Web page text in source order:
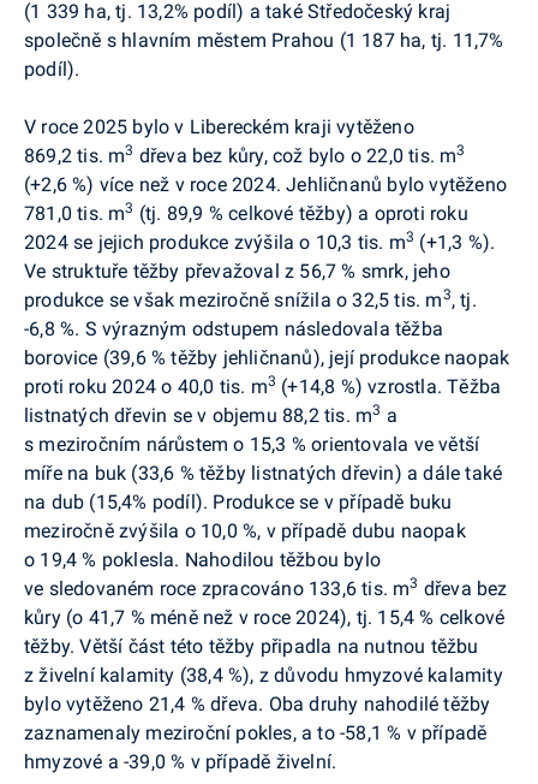
(1 339 ha, tj. 13,2% podíl) a také Středočeský kraj
společně s hlavním městem Prahou (1 187 ha, tj. 11,7%
podíl).
V roce 2025 bylo v Libereckém kraji vytěženo
869,2 tis. m3 dřeva bez kůry, což bylo o 22,0 tis. m3
(+2,6 %) více než v roce 2024. Jehličnanů bylo vytěženo
781,0 tis. m3 (tj. 89,9 % celkové těžby) a oproti roku
2024 se jejich produkce zvýšila o 10,3 tis. m3 (+1,3 %).
Ve struktuře těžby převažoval z 56,7 % smrk, jeho
produkce se však meziročně snížila o 32,5 tis. m3, tj.
-6,8 %. S výrazným odstupem následovala těžba
borovice (39,6 % těžby jehličnanů), její produkce naopak
proti roku 2024 o 40,0 tis. m3 (+14,8 %) vzrostla. Těžba
listnatých dřevin se v objemu 88,2 tis. m3 a
s meziročním nárůstem o 15,3 % orientovala ve větší
míře na buk (33,6 % těžby listnatých dřevin) a dále také
na dub (15,4% podíl). Produkce se v případě buku
meziročně zvýšila o 10,0 %, v případě dubu naopak
o 19,4 % poklesla. Nahodilou těžbou bylo
ve sledovaném roce zpracováno 133,6 tis. m3 dřeva bez
kůry (o 41,7 % méně než v roce 2024), tj. 15,4 % celkové
těžby. Větší část této těžby připadla na nutnou těžbu
z živelní kalamity (38,4 %), z důvodu hmyzové kalamity
bylo vytěženo 21,4 % dřeva. Oba druhy nahodilé těžby
zaznamenaly meziroční pokles, a to -58,1 % v případě
hmyzové a -39,0 % v případě živelní.